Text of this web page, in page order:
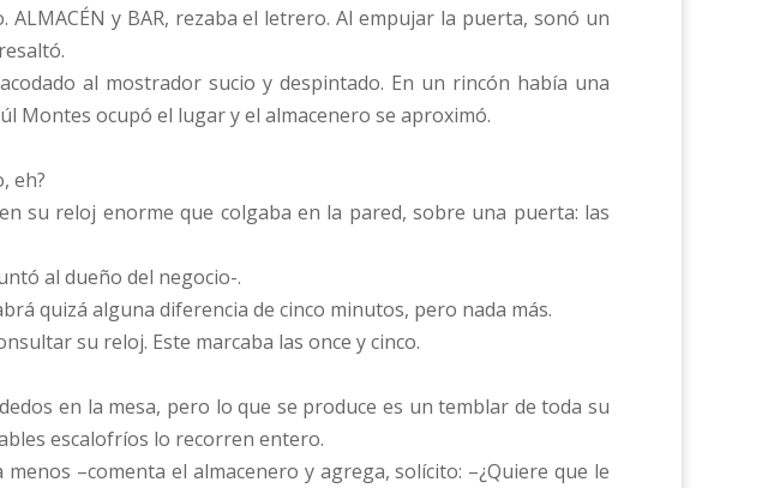
y BAR, rezaba el letrero. Al empujar la puerta, sonó un
al mostrador sucio y despintado. En un rincón había una
Montes ocupó el lugar y el almacenero se aproximó.
eh?
su reloj enorme que colgaba en la pared, sobre una puerta: las
al dueño del negocio-.
quizá alguna diferencia de cinco minutos, pero nada más.
su reloj. Este marcaba las once y cinco.
en la mesa, pero lo que se produce es un temblar de toda su
escalofríos lo recorren entero.
–comenta el almacenero y agrega, solícito: –¿Quiere que le